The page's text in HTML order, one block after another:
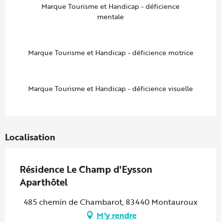
Marque Tourisme et Handicap - déficience
mentale
Marque Tourisme et Handicap - déficience motrice
Marque Tourisme et Handicap - déficience visuelle
Localisation
Résidence Le Champ d'Eysson
Aparthôtel
485 chemin de Chambarot, 83440 Montauroux
M'y rendre